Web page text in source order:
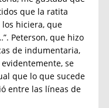
que la ratita
hiciera, que
Peterson, que hizo
de indumentaria,
se
que lo que sucede
entre las líneas de